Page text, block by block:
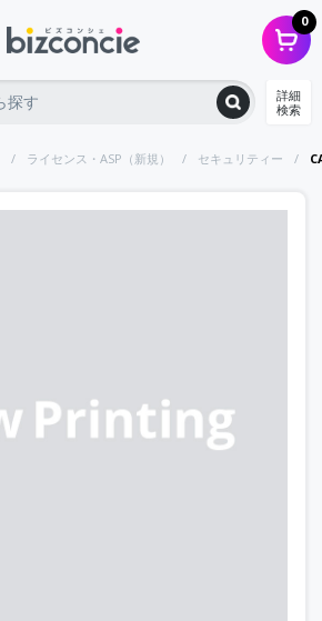
0
詳細
検索
ライセンス・ASP（新規） セキュリティー